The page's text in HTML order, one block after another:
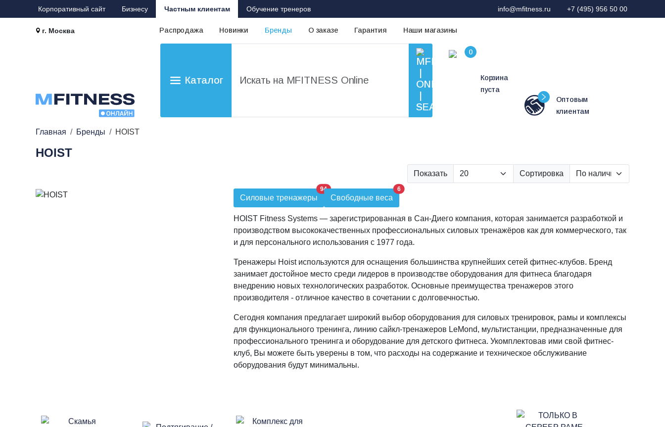
Корпоративный сайт Бизнесу Частным клиентам Обучение тренеров info@mfitness.ru +7 (495) 956 50 00
г. Москва Распродажа Новинки Бренды О заказе Гарантия Наши магазины
Каталог
Корзина
пуста
Оптовым
клиентам
Главная Бренды HOIST
HOIST
Показать Сортировка
Силовые тренажеры
94
Свободные веса
6
HOIST Fitness Systems — зарегистрированная в Сан-Диего компания, которая занимается разработкой и
производством высококачественных профессиональных силовых тренажёров как для коммерческого, так
и для персонального использования с 1977 года.
Тренажеры Hoist используются для оснащения большинства крупнейших сетей фитнес-клубов. Бренд
занимает достойное место среди лидеров в производстве оборудования для фитнеса благодаря
внедрению новых технологических разработок. Основные преимущества тренажеров этого
производителя - отличное качество в сочетании с долговечностью.
Сегодня компания предлагает широкий выбор оборудования для силовых тренировок, рамы и комплексы
для функционального тренинга, линию сайкл-тренажеров LeMond, мультистанции, предназначенные для
профессионального тренинга и оборудование для детского фитнеса. Укомплектовав ими свой фитнес-
клуб, Вы можете быть уверены в том, что расходы на содержание и техническое обслуживание
оборудования будут минимальны.